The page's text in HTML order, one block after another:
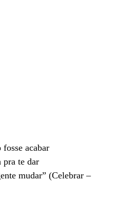
acabar
pra te dar
mudar” (Celebrar –